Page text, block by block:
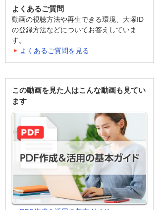
よくあるご質問
動画の視聴方法や再生できる環境、大塚ID
の登録方法などについてお答えしていま
す。
よくあるご質問を見る
この動画を見た人はこんな動画も見てい
ます